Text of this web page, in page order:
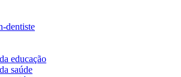
dentiste
educação
saúde